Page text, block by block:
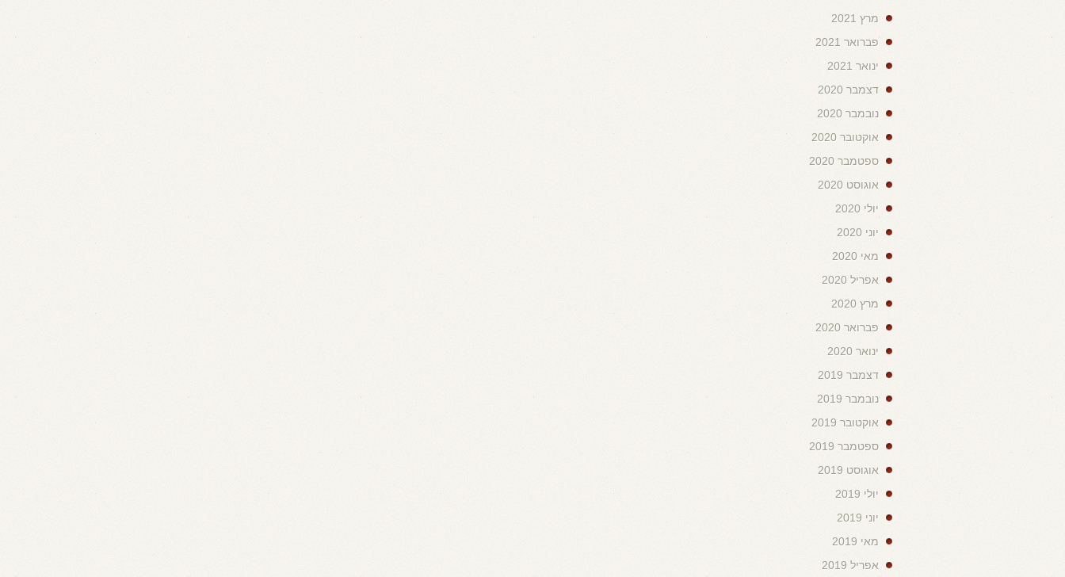
מרץ 2021
פברואר 2021
ינואר 2021
דצמבר 2020
נובמבר 2020
אוקטובר 2020
ספטמבר 2020
אוגוסט 2020
יולי 2020
יוני 2020
מאי 2020
אפריל 2020
מרץ 2020
פברואר 2020
ינואר 2020
דצמבר 2019
נובמבר 2019
אוקטובר 2019
ספטמבר 2019
אוגוסט 2019
יולי 2019
יוני 2019
מאי 2019
אפריל 2019